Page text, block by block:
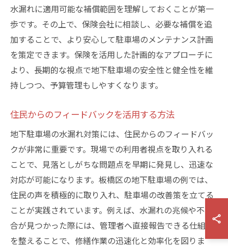
水漏れに適用可能な補償範囲を理解しておくことが第一
歩です。その上で、保険会社に相談し、必要な補償を追
加することで、より安心して駐車場のメンテナンス計画
を策定できます。保険を活用した計画的なアプローチに
より、長期的な視点で地下駐車場の安全性と健全性を維
持しつつ、予算管理もしやすくなります。
住民からのフィードバックを活用する方法
地下駐車場の水漏れ対策には、住民からのフィードバッ
クが非常に重要です。現場での利用者視点を取り入れる
ことで、見落としがちな問題点を早期に発見し、迅速な
対応が可能になります。板橋区の地下駐車場の例では、
住民の声を積極的に取り入れ、駐車場の改善策を立てる
ことが実践されています。例えば、水漏れの兆候や不具
合が見つかった際には、管理者へ直接報告できる仕組み
を整えることで、修繕作業の迅速化と効率化を図りま